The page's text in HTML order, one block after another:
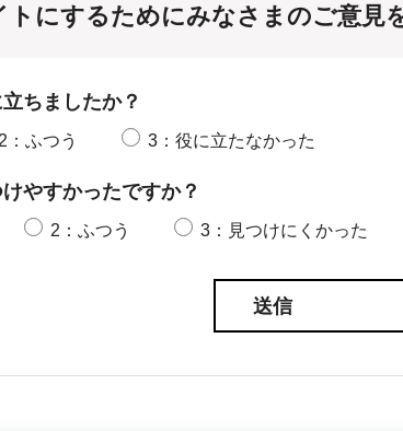
トにするためにみなさまのご意見
ちましたか？
2：ふつう 3：役に立たなかった
やすかったですか？
2：ふつう 3：見つけにくかった